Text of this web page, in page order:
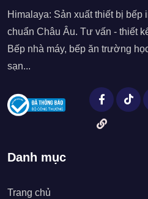
Himalaya: Sản xuất thiết bị bếp
chuẩn Châu Âu. Tư vấn - thiết
Bếp nhà máy, bếp ăn trường
sạn...
Danh mục
Trang chủ